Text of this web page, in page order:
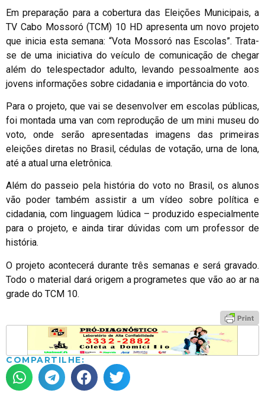
Em preparação para a cobertura das Eleições Municipais, a
TV Cabo Mossoró (TCM) 10 HD apresenta um novo projeto
que inicia esta semana: “Vota Mossoró nas Escolas”. Trata-
se de uma iniciativa do veículo de comunicação de chegar
além do telespectador adulto, levando pessoalmente aos
jovens informações sobre cidadania e importância do voto.
Para o projeto, que vai se desenvolver em escolas públicas,
foi montada uma van com reprodução de um mini museu do
voto, onde serão apresentadas imagens das primeiras
eleições diretas no Brasil, cédulas de votação, urna de lona,
até a atual urna eletrônica.
Além do passeio pela história do voto no Brasil, os alunos
vão poder também assistir a um vídeo sobre política e
cidadania, com linguagem lúdica – produzido especialmente
para o projeto, e ainda tirar dúvidas com um professor de
história.
O projeto acontecerá durante três semanas e será gravado.
Todo o material dará origem a programetes que vão ao ar na
grade do TCM 10.
COMPARTILHE: